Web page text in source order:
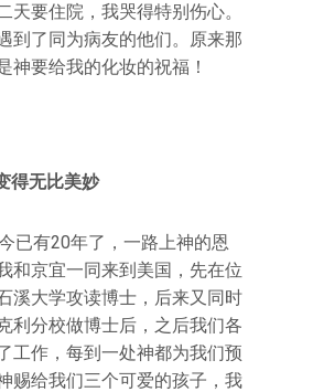
天要住院，我哭得特别伤心。
到了同为病友的他们。原来那
神要给我的化妆的祝福！
得无比美妙
已有20年了，一路上神的恩
和京宜一同来到美国，先在位
溪大学攻读博士，后来又同时
利分校做博士后，之后我们各
工作，每到一处神都为我们预
赐给我们三个可爱的孩子，我